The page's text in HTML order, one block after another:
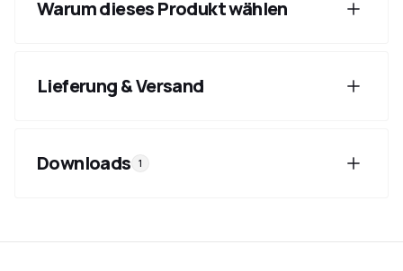
Warum dieses Produkt wählen
Lieferung & Versand
Downloads 1